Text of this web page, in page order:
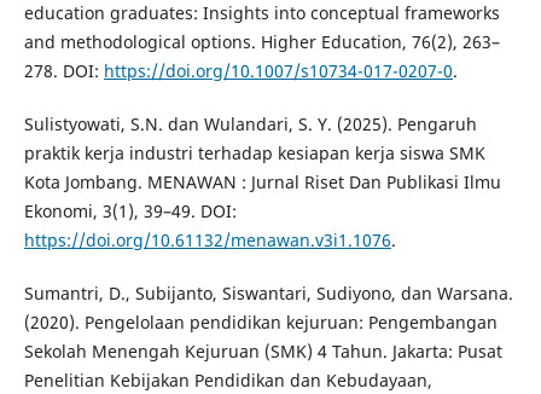
education graduates: Insights into conceptual frameworks
and methodological options. Higher Education, 76(2), 263–
278. DOI: https://doi.org/10.1007/s10734-017-0207-0.
Sulistyowati, S.N. dan Wulandari, S. Y. (2025). Pengaruh
praktik kerja industri terhadap kesiapan kerja siswa SMK
Kota Jombang. MENAWAN : Jurnal Riset Dan Publikasi Ilmu
Ekonomi, 3(1), 39–49. DOI:
https://doi.org/10.61132/menawan.v3i1.1076.
Sumantri, D., Subijanto, Siswantari, Sudiyono, dan Warsana.
(2020). Pengelolaan pendidikan kejuruan: Pengembangan
Sekolah Menengah Kejuruan (SMK) 4 Tahun. Jakarta: Pusat
Penelitian Kebijakan Pendidikan dan Kebudayaan,